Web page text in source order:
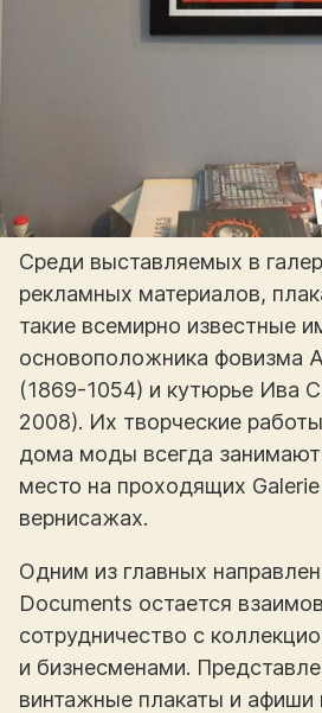
Среди выставляемых в
рекламных материалов,
такие всемирно известные
основоположника фовизма
(1869-1054) и кутюрье Ива
2008). Их творческие
дома моды всегда
место на проходящих
вернисажах.
Одним из главных
Documents остается
сотрудничество с
и бизнесменами.
винтажные плакаты и афиши